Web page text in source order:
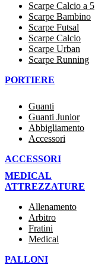
Scarpe Calcio a 5
Scarpe Bambino
Scarpe Futsal
Scarpe Calcio
Scarpe Urban
Scarpe Running
PORTIERE
Guanti
Guanti Junior
Abbigliamento
Accessori
ACCESSORI
MEDICAL
ATTREZZATURE
Allenamento
Arbitro
Fratini
Medical
PALLONI